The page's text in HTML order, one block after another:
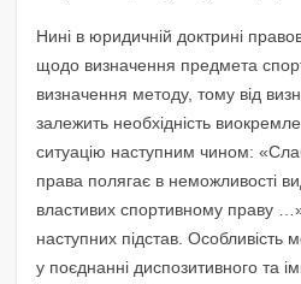
Нині в юридичній доктрині
щодо визначення предмета
визначення методу, тому від
залежить необхідність
ситуацію наступним чином:
права полягає в неможливості
властивих спортивному праву
наступних підстав.
у поєднанні диспозитивного та